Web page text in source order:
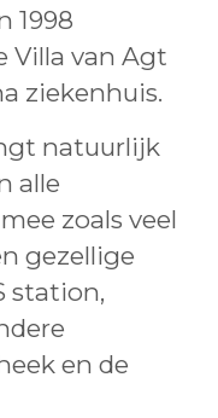
1998
Villa van Agt
ziekenhuis.
natuurlijk
alle
zoals veel
gezellige
station,
en de